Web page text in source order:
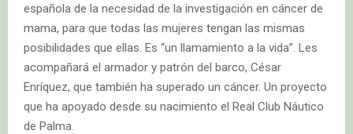
española de la necesidad de la investigación en cáncer de
mama, para que todas las mujeres tengan las mismas
posibilidades que ellas. Es “un llamamiento a la vida”. Les
acompañará el armador y patrón del barco, César
Enríquez, que también ha superado un cáncer. Un proyecto
que ha apoyado desde su nacimiento el Real Club Náutico
de Palma.